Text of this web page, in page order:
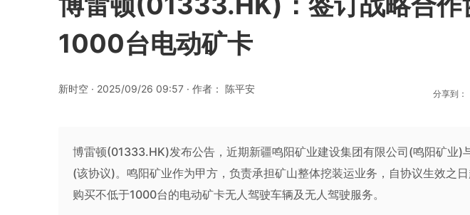
1000台电动矿卡
新时空 · 2025/09/26 09:57 · 作者： 陈平安 分享到：
博雷顿(01333.HK)发布公告，近期新疆鸣阳矿业建设集团有限公司(鸣阳矿业)
(该协议)。鸣阳矿业作为甲方，负责承担矿山整体挖装运业务，自协议生效之
购买不低于1000台的电动矿卡无人驾驶车辆及无人驾驶服务。